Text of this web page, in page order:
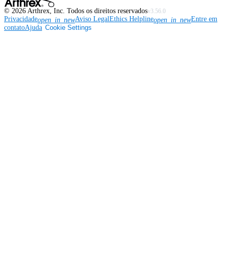
© 2026 Arthrex, Inc. Todos os direitos reservadosv3.56.0
Privacidadeopen_in_newAviso LegalEthics Helplineopen_in_newEntre em
contatoAjuda Cookie Settings